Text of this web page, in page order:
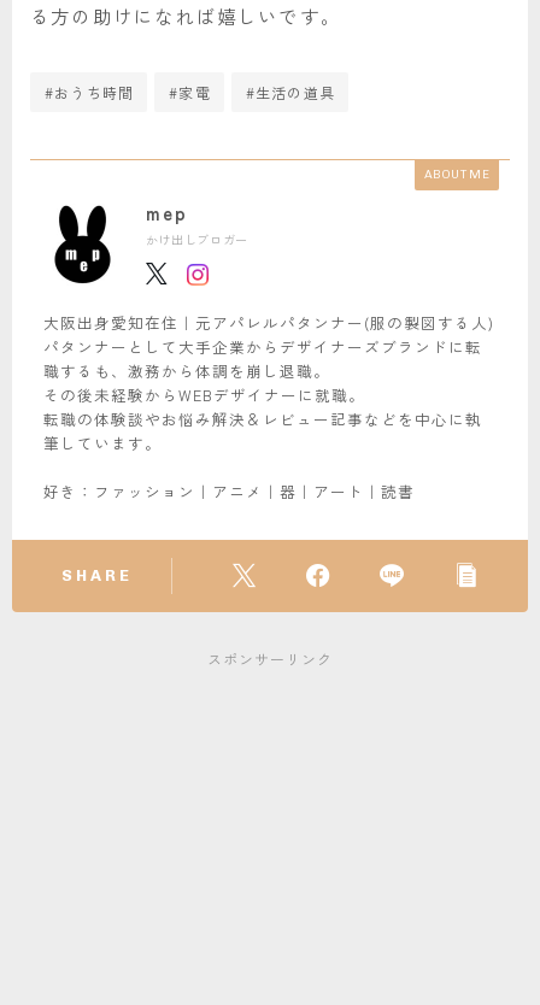
る方の助けになれば嬉しいです。
#おうち時間 #家電 #生活の道具
ABOUT ME
mep
かけ出しブロガー
大阪出身愛知在住｜元アパレルパタンナー(服の製図する人)
パタンナーとして大手企業からデザイナーズブランドに転
職するも、激務から体調を崩し退職。
その後未経験からWEBデザイナーに就職。
転職の体験談やお悩み解決＆レビュー記事などを中心に執
筆しています。
好き：ファッション｜アニメ｜器｜アート｜読書
SHARE
スポンサーリンク